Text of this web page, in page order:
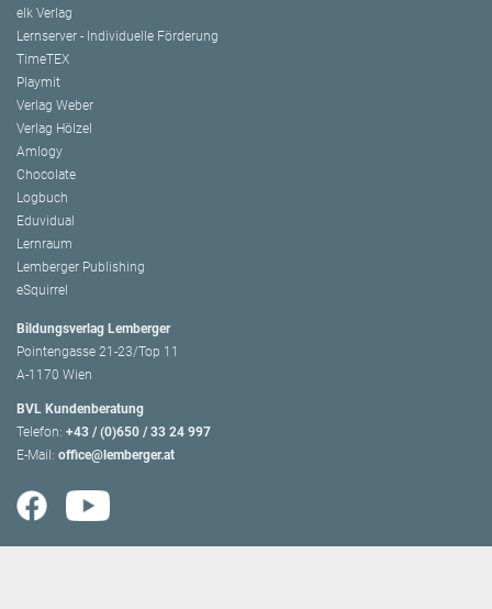
elk Verlag
Lernserver - Individuelle Förderung
TimeTEX
Playmit
Verlag Weber
Verlag Hölzel
Amlogy
Chocolate
Logbuch
Eduvidual
Lernraum
Lemberger Publishing
eSquirrel
Bildungsverlag Lemberger
Pointengasse 21-23/Top 11
A-1170 Wien
BVL Kundenberatung
Telefon: +43 / (0)650 / 33 24 997
E-Mail: office@lemberger.at